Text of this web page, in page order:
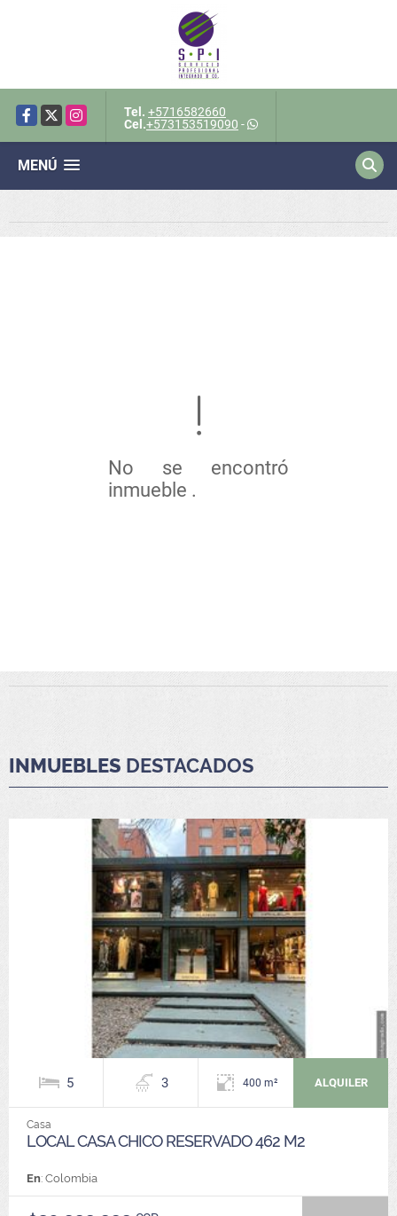
Facebook
X Instagram Tel. +5716582660
Cel.+573153519090 -
MENÚ
No se encontró
inmueble .
INMUEBLES DESTACADOS
5 3 400 m² ALQUILER
Casa
LOCAL CASA CHICO RESERVADO 462 M2
En: Colombia